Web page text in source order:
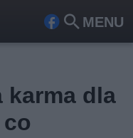
MENU
Fa Szu
karma dla